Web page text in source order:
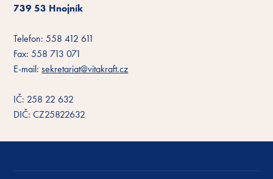
739 53 Hnojník
Telefon: 558 412 611
Fax: 558 713 071
E-mail:sekretariat@vitakraft.cz
IČ: 258 22 632
DIČ: CZ25822632